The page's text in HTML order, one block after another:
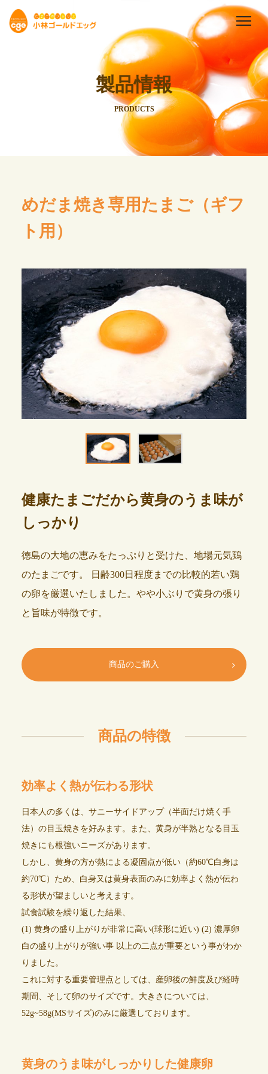
製品情報
PRODUCTS
めだま焼き専用たまご（ギフ
ト用）
健康たまごだから黄身のうま味が
しっかり
徳島の大地の恵みをたっぷりと受けた、地場元気鶏
のたまごです。
日齢300日程度までの比較的若い鶏
の卵を厳選いたしました。やや小ぶりで黄身の張り
と旨味が特徴です。
商品のご購入
商品の特徴
効率よく熱が伝わる形状
日本人の多くは、サニーサイドアップ（半面だけ焼く手
法）の目玉焼きを好みます。また、黄身が半熟となる目玉
焼きにも根強いニーズがあります。
しかし、黄身の方が熱による凝固点が低い（約60℃白身は
約70℃）ため、白身又は黄身表面のみに効率よく熱が伝わ
る形状が望ましいと考えます。
試食試験を繰り返した結果、
(1) 黄身の盛り上がりが非常に高い(球形に近い) (2) 濃厚卵
白の盛り上がりが強い事 以上の二点が重要という事がわか
りました。
これに対する重要管理点としては、産卵後の鮮度及び経時
期間、そして卵のサイズです。大きさについては、
52g~58g(MSサイズ)のみに厳選しております。
黄身のうま味がしっかりした健康卵